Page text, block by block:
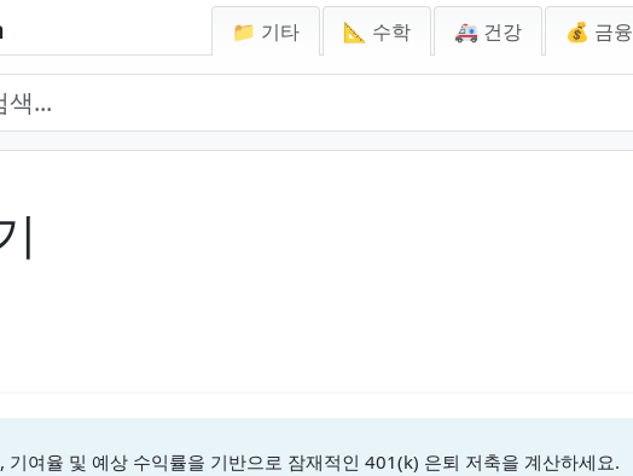
📁 기타 📐 수학 🚑 건강 💰 금융
기여율 및 예상 수익률을 기반으로 잠재적인 401(k) 은퇴 저축을 계산하세요.